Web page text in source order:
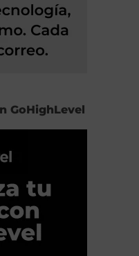
GoHighLevel